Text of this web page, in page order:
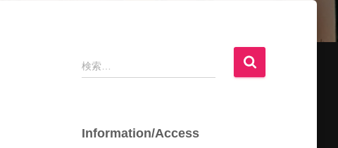
検
索
検索…
Information/Access